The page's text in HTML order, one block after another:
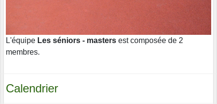
L'équipe Les séniors - masters est composée de 2
membres.
Calendrier